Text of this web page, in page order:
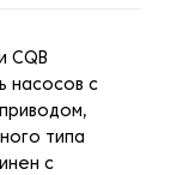
CQB
насосов с
типа
с